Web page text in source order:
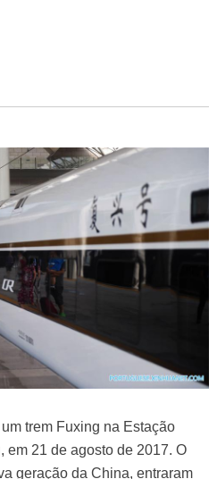
trem Fuxing na Estação
em 21 de agosto de 2017. O
geração da China, entraram